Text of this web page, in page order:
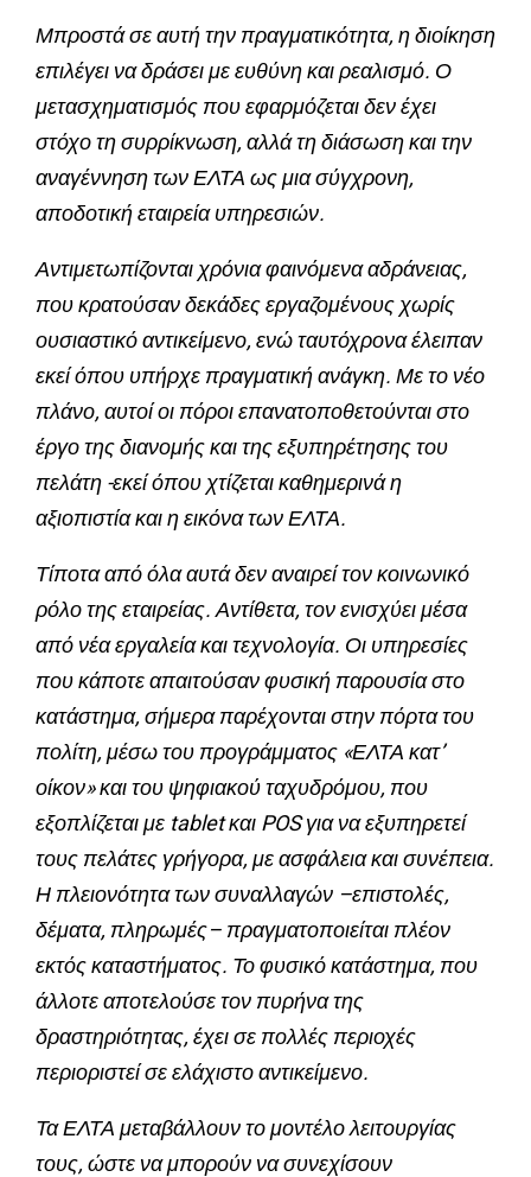
Μπροστά σε αυτή την πραγματικότητα, η διοίκηση
επιλέγει να δράσει με ευθύνη και ρεαλισμό. Ο
μετασχηματισμός που εφαρμόζεται δεν έχει
στόχο τη συρρίκνωση, αλλά τη διάσωση και την
αναγέννηση των ΕΛΤΑ ως μια σύγχρονη,
αποδοτική εταιρεία υπηρεσιών.
Αντιμετωπίζονται χρόνια φαινόμενα αδράνειας,
που κρατούσαν δεκάδες εργαζομένους χωρίς
ουσιαστικό αντικείμενο, ενώ ταυτόχρονα έλειπαν
εκεί όπου υπήρχε πραγματική ανάγκη. Με το νέο
πλάνο, αυτοί οι πόροι επανατοποθετούνται στο
έργο της διανομής και της εξυπηρέτησης του
πελάτη -εκεί όπου χτίζεται καθημερινά η
αξιοπιστία και η εικόνα των ΕΛΤΑ.
Τίποτα από όλα αυτά δεν αναιρεί τον κοινωνικό
ρόλο της εταιρείας. Αντίθετα, τον ενισχύει μέσα
από νέα εργαλεία και τεχνολογία. Οι υπηρεσίες
που κάποτε απαιτούσαν φυσική παρουσία στο
κατάστημα, σήμερα παρέχονται στην πόρτα του
πολίτη, μέσω του προγράμματος «ΕΛΤΑ κατ’
οίκον» και του ψηφιακού ταχυδρόμου, που
εξοπλίζεται με tablet και POS για να εξυπηρετεί
τους πελάτες γρήγορα, με ασφάλεια και συνέπεια.
Η πλειονότητα των συναλλαγών –επιστολές,
δέματα, πληρωμές– πραγματοποιείται πλέον
εκτός καταστήματος. Το φυσικό κατάστημα, που
άλλοτε αποτελούσε τον πυρήνα της
δραστηριότητας, έχει σε πολλές περιοχές
περιοριστεί σε ελάχιστο αντικείμενο.
Τα ΕΛΤΑ μεταβάλλουν το μοντέλο λειτουργίας
τους, ώστε να μπορούν να συνεχίσουν